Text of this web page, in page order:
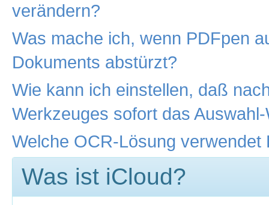
verändern?
Was mache ich, wenn PDFpen
Dokuments abstürzt?
Wie kann ich einstellen, daß
Werkzeuges sofort das
Welche OCR-Lösung verwendet
Was ist iCloud?